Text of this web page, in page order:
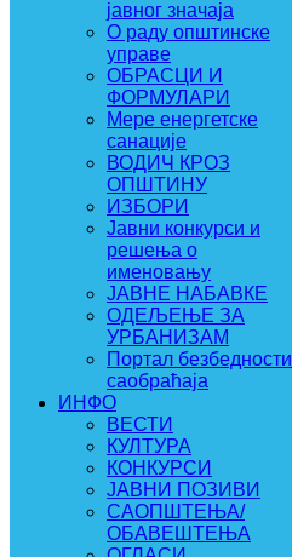
јавног значаја
О раду општинске
управе
ОБРАСЦИ И
ФОРМУЛАРИ
Мере енергетске
санације
ВОДИЧ КРОЗ
ОПШТИНУ
ИЗБОРИ
Јавни конкурси и
решења о
именовању
ЈАВНЕ НАБАВКЕ
ОДЕЉЕЊЕ ЗА
УРБАНИЗАМ
Портал безбедности
саобраћаја
ИНФО
ВЕСТИ
КУЛТУРА
КОНКУРСИ
ЈАВНИ ПОЗИВИ
САОПШТЕЊА/
ОБАВЕШТЕЊА